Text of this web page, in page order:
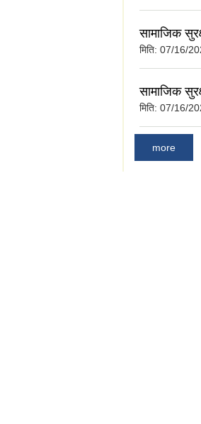
सामाजिक
मिति: 07/16/
सामाजिक
मिति: 07/16/
more